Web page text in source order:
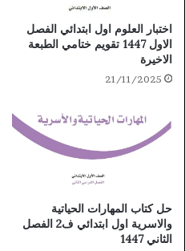
اختبار العلوم اول ابتدائي الفصل
الاول 1447 تقويم ختامي الطبعة
الاخيرة
21/11/2025
حل كتاب المهارات الحياتية
والاسرية اول ابتدائي ف2 الفصل
الثاني 1447